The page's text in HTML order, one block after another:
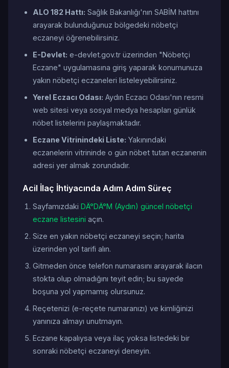
ALO 182 Hattı: Sağlık Bakanlığı'nın SABİM hattını
arayarak bulunduğunuz bölgedeki nöbetçi
eczaneyi öğrenebilirsiniz.
E-Devlet: e-devlet.gov.tr üzerinden "Nöbetçi
Eczane" uygulamasına giriş yaparak konumunuza
yakın nöbetçi eczaneleri listeleyebilirsiniz.
Yerel Eczacı Odası: Aydın Eczacı Odası'nın resmi
web sitesi veya sosyal medya hesapları günlük
nöbet listelerini paylaşmaktadır.
Eczane Vitrinindeki Liste: Yakınındaki
eczanelerin vitrininde o gün nöbet tutan eczanenin
adresi yer almak zorundadır.
Acil İlaç İhtiyacında Adım Adım Süreç
Sayfamızdaki DÄ°DÄ°M (Aydın) güncel nöbetçi
eczane listesini açın.
Size en yakın nöbetçi eczaneyi seçin; harita
üzerinden yol tarifi alın.
Gitmeden önce telefon numarasını arayarak ilacın
stokta olup olmadığını teyit edin; bu sayede
boşuna yol yapmamış olursunuz.
Reçetenizi (e-reçete numaranızı) ve kimliğinizi
yanınıza almayı unutmayın.
Eczane kapalıysa veya ilaç yoksa listedeki bir
sonraki nöbetçi eczaneyi deneyin.